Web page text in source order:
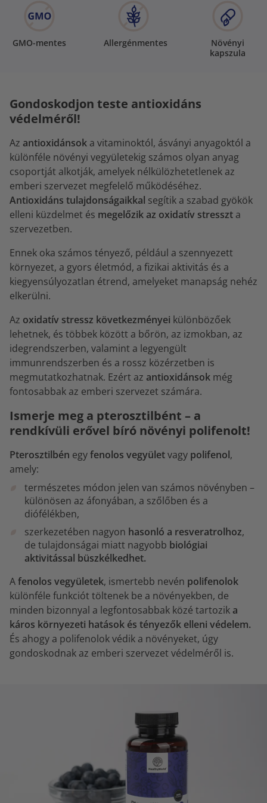
GMO-mentes Allergénmentes
Növényi
kapszula
Gondoskodjon teste antioxidáns
védelméről!
Az antioxidánsok a vitaminoktól, ásványi anyagoktól a
különféle növényi vegyületekig számos olyan anyag
csoportját alkotják, amelyek nélkülözhetetlenek az
emberi szervezet megfelelő működéséhez.
Antioxidáns tulajdonságaikkal segítik a szabad gyökök
elleni küzdelmet és megelőzik az oxidatív stresszt a
szervezetben.
Ennek oka számos tényező, például a szennyezett
környezet, a gyors életmód, a fizikai aktivitás és a
kiegyensúlyozatlan étrend, amelyeket manapság nehéz
elkerülni.
Az oxidatív stressz következményei különbözőek
lehetnek, és többek között a bőrön, az izmokban, az
idegrendszerben, valamint a legyengült
immunrendszerben és a rossz közérzetben is
megmutatkozhatnak. Ezért az antioxidánsok még
fontosabbak az emberi szervezet számára.
Ismerje meg a pterosztilbént – a
rendkívüli erővel bíró növényi polifenolt!
Pterosztilbén egyfenolos vegyületvagy polifenol,
amely:
természetes módon jelen van számos növényben –
különösen az áfonyában, a szőlőben és a
diófélékben,
szerkezetében nagyon hasonló a resveratrolhoz,
de tulajdonságai miatt nagyobb biológiai
aktivitással büszkélkedhet.
Afenolos vegyületek, ismertebb nevén polifenolok
különféle funkciót töltenek be a növényekben, de
minden bizonnyal a legfontosabbak közé tartozik a
káros környezeti hatások és tényezők elleni védelem.
És ahogy a polifenolok védik a növényeket, úgy
gondoskodnak az emberi szervezet védelméről is.